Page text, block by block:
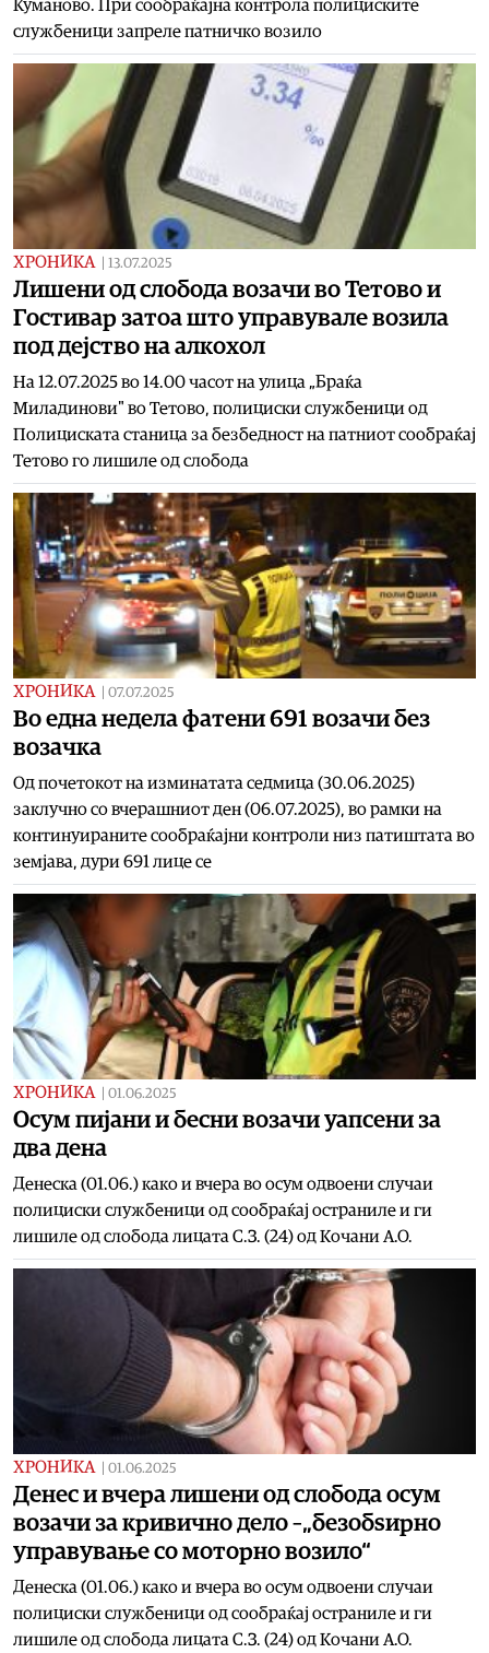
Куманово. При сообраќајна контрола полициските
службеници запреле патничко возило
ХРОНИКА 13.07.2025
Лишени од слобода возачи во Тетово и
Гостивар затоа што управувале возила
под дејство на алкохол
На 12.07.2025 во 14.00 часот на улица „Браќа
Миладинови" во Тетово, полициски службеници од
Полициската станица за безбедност на патниот сообраќај
Тетово го лишиле од слобода
ХРОНИКА 07.07.2025
Во една недела фатени 691 возачи без
возачка
Од почетокот на изминатата седмица (30.06.2025)
заклучно со вчерашниот ден (06.07.2025), во рамки на
континуираните сообраќајни контроли низ патиштата во
земјава, дури 691 лице се
ХРОНИКА 01.06.2025
Осум пијани и бесни возачи уапсени за
два дена
Денеска (01.06.) како и вчера во осум одвоени случаи
полициски службеници од сообраќај остраниле и ги
лишиле од слобода лицата С.З. (24) од Кочани А.О.
ХРОНИКА 01.06.2025
Денес и вчера лишени од слобода осум
возачи за кривично дело –„безобѕирно
управување со моторно возило“
Денеска (01.06.) како и вчера во осум одвоени случаи
полициски службеници од сообраќај остраниле и ги
лишиле од слобода лицата С.З. (24) од Кочани А.О.